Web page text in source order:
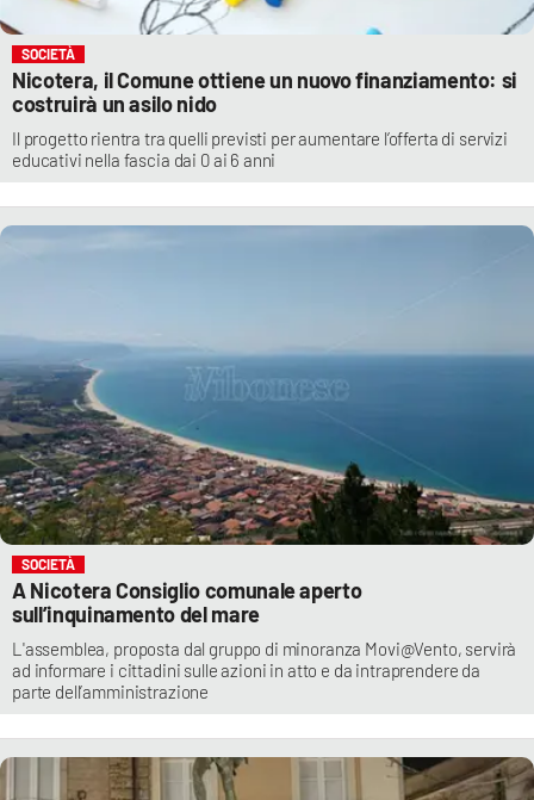
SOCIETÀ
Nicotera, il Comune ottiene un nuovo finanziamento: si
costruirà un asilo nido
Il progetto rientra tra quelli previsti per aumentare l’offerta di servizi
educativi nella fascia dai 0 ai 6 anni
SOCIETÀ
A Nicotera Consiglio comunale aperto
sull’inquinamento del mare
L'assemblea, proposta dal gruppo di minoranza Movi@Vento, servirà
ad informare i cittadini sulle azioni in atto e da intraprendere da
parte dell’amministrazione